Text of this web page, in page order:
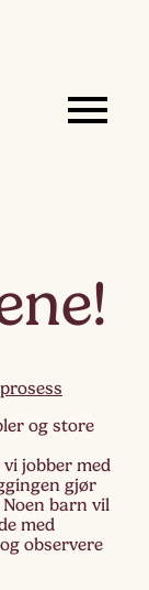
prosess
og store
jobber med
gjør
barn vil
med
observere